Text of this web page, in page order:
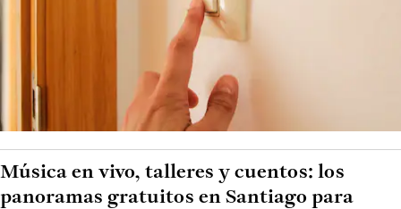
Música en vivo, talleres y cuentos: los
panoramas gratuitos en Santiago para